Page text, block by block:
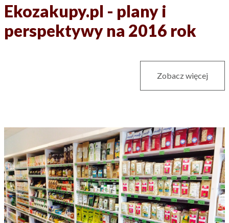
Ekozakupy.pl - plany i
perspektywy na 2016 rok
Zobacz więcej